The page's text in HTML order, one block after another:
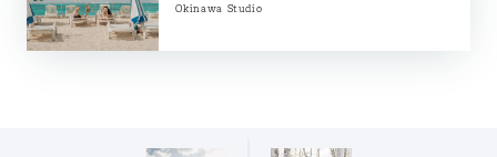
Okinawa Studio